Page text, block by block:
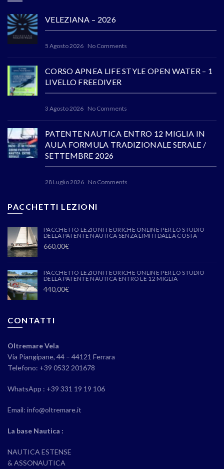
VELEZIANA – 2026
5 Agosto 2026 No Comments
CORSO APNEA LIFE STYLE OPEN WATER – 1
LIVELLO FREEDIVER
3 Agosto 2026 No Comments
PATENTE NAUTICA ENTRO 12 MIGLIA IN
AULA FORMULA TRADIZIONALE SERALE /
SETTEMBRE 2026
28 Luglio 2026 No Comments
PACCHETTI LEZIONI
PACCHETTO LEZIONI TEORICHE ONLINE PER LO STUDIO
DELLA PATENTE NAUTICA SENZA LIMITI DALLA COSTA
660,00€
PACCHETTO LEZIONI TEORICHE ONLINE PER LO STUDIO
DELLA PATENTE NAUTICA ENTRO LE 12 MIGLIA
440,00€
CONTATTI
Oltremare Vela
Via Piangipane, 44 – 44121 Ferrara
Telefono: +39 0532 201678
WhatsApp : +39 331 19 19 106
Email: info@oltremare.it
La base Nautica :
NAUTICA ESTENSE
& ASSONAUTICA